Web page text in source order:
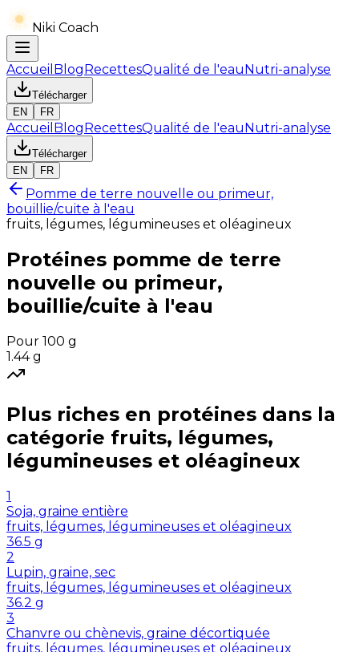
Niki Coach
Accueil BlogRecettesQualité de l'eauNutri-analyse
Télécharger
EN
FR
Accueil BlogRecettesQualité de l'eauNutri-analyse
Télécharger
EN
FR
Pomme de terre nouvelle ou primeur,
bouillie/cuite à l'eau
fruits, légumes, légumineuses et oléagineux
Protéines pomme de terre
nouvelle ou primeur,
bouillie/cuite à l'eau
Pour 100 g
1.44 g
Plus riches en protéines dans la
catégorie fruits, légumes,
légumineuses et oléagineux
1
Soja, graine entière
fruits, légumes, légumineuses et oléagineux
36.5 g
2
Lupin, graine, sec
fruits, légumes, légumineuses et oléagineux
36.2 g
3
Chanvre ou chènevis, graine décortiquée
fruits, légumes, légumineuses et oléagineux